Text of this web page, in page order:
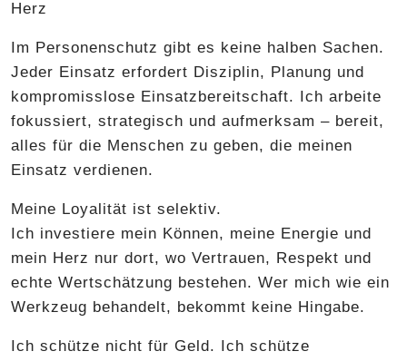
Herz
Im Personenschutz gibt es keine halben Sachen.
Jeder Einsatz erfordert Disziplin, Planung und
kompromisslose Einsatzbereitschaft. Ich arbeite
fokussiert, strategisch und aufmerksam – bereit,
alles für die Menschen zu geben, die meinen
Einsatz verdienen.
Meine Loyalität ist selektiv.
Ich investiere mein Können, meine Energie und
mein Herz nur dort, wo Vertrauen, Respekt und
echte Wertschätzung bestehen. Wer mich wie ein
Werkzeug behandelt, bekommt keine Hingabe.
Ich schütze nicht für Geld. Ich schütze